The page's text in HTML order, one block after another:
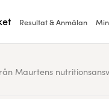
Resultat & Anmälan
Maurtens